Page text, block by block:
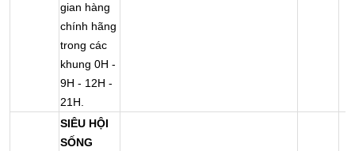
gian hàng
chính hãng
trong các
khung 0H -
9H - 12H -
21H.
SIÊU HỘI
SỐNG